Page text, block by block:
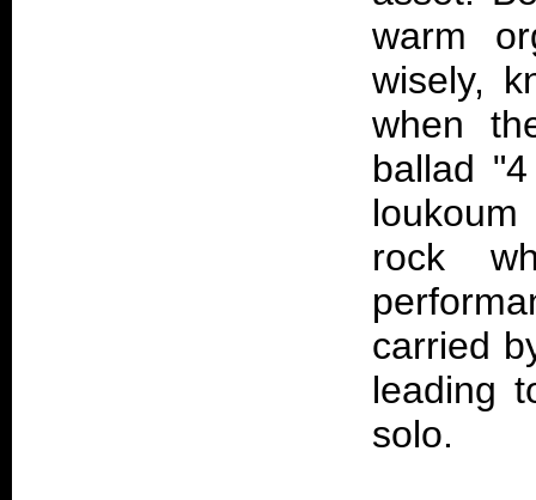
warm
wisely,
when
ballad
rock
carried
leading
solo.